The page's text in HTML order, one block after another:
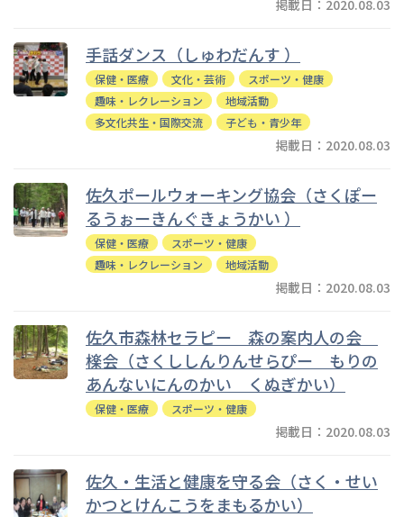
掲載日：2020.08.03
手話ダンス（しゅわだんす ）
保健・医療 文化・芸術
スポーツ・健康
趣味・レクレーション
地域活動
多文化共生・国際交流
子ども・青少年
掲載日：2020.08.03
佐久ポールウォーキング協会（さくぽー
るうぉーきんぐきょうかい ）
保健・医療
スポーツ・健康
趣味・レクレーション
地域活動
掲載日：2020.08.03
佐久市森林セラピー 森の案内人の会
檪会（さくししんりんせらぴー もりの
あんないにんのかい くぬぎかい）
保健・医療 スポーツ・健康
掲載日：2020.08.03
佐久・生活と健康を守る会（さく・せい
かつとけんこうをまもるかい）